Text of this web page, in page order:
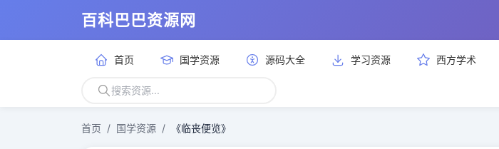
百科巴巴资源网
首页 国学资源 源码大全 学习资源 西方学术
首页 国学资源 《临丧便览》